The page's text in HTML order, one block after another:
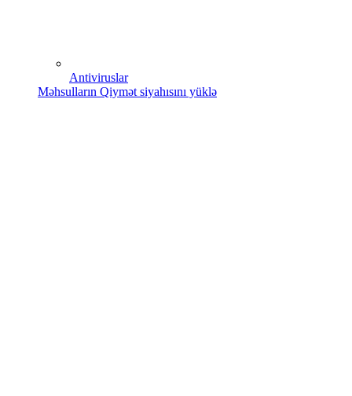
Antiviruslar
Məhsulların Qiymət siyahısını yüklə